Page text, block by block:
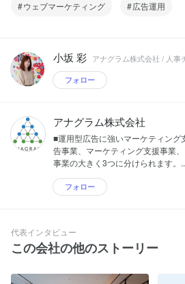
ウェブマーケティング 広告運用
小坂 彩 アナグラム株式会社 / 人事
フォロー
アナグラム株式会社
■運用型広告に強いマーケティン
告事業、マーケティング支援事業
事業の大きく3つに分けられます。
フォロー
代表インタビュー
この会社の他のストーリー